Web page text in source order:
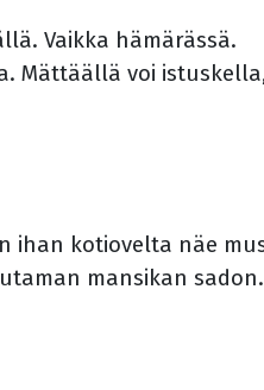
Vaikka hämärässä.
Mättäällä voi
ihan kotiovelta näe
mansikan sadon.